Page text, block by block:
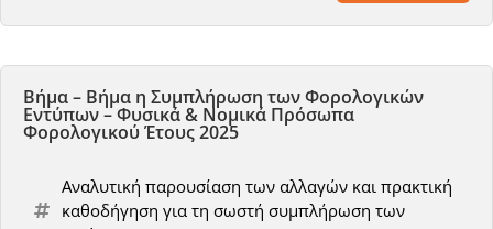
Βήμα – Βήμα η Συμπλήρωση των Φορολογικών
Εντύπων – Φυσικά & Νομικά Πρόσωπα
Φορολογικού Έτους 2025
Αναλυτική παρουσίαση των αλλαγών και πρακτική
καθοδήγηση για τη σωστή συμπλήρωση των